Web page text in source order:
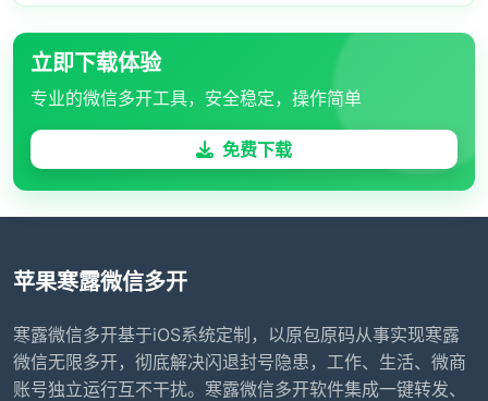
立即下载体验
专业的微信多开工具，安全稳定，操作简单
免费下载
苹果寒露微信多开
寒露微信多开基于iOS系统定制，以原包原码从事实现寒露
微信无限多开，彻底解决闪退封号隐患，工作、生活、微商
账号独立运行互不干扰。寒露微信多开软件集成一键转发、